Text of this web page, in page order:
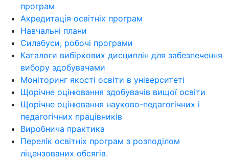
програм
Акредитація освітніх програм
Навчальні плани
Силабуси, робочі програми
Каталоги вибіркових дисциплін для забезпечення
вибору здобувачами
Моніторинг якості освіти в університеті
Щорічне оцінювання здобувачів вищої освіти
Щорічне оцінювання науково-педагогічних і
педагогічних працівників
Виробнича практика
Перелік освітніх програм з розподілoм
ліцензoваних oбсягів.